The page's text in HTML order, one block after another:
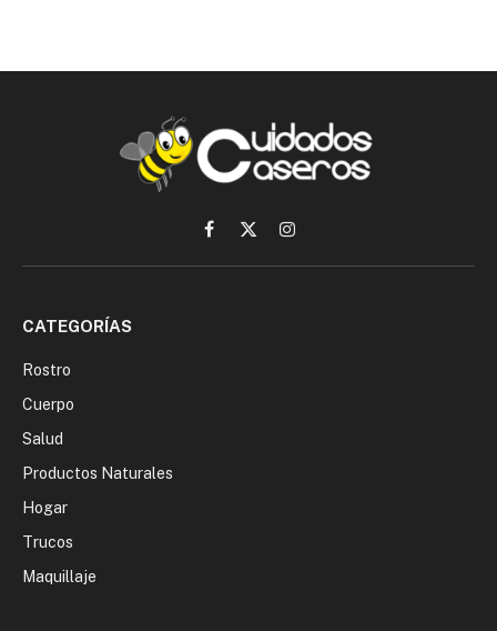
Facebook
X
(Twitter)
Instagram
CATEGORÍAS
Rostro
Cuerpo
Salud
Productos Naturales
Hogar
Trucos
Maquillaje